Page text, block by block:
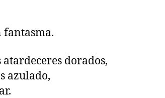
fantasma.
dorados,
azulado,